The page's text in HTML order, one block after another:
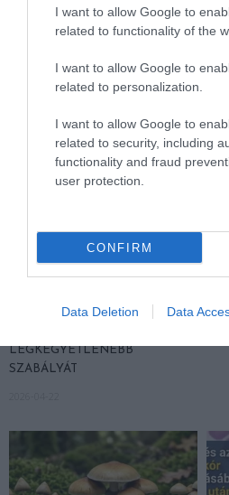
I want to allow Google to
related to functionality of the
I want to allow Google to
related to personalization.
I want to allow Google to
related to security, including
functionality and fraud
user protection.
CONFIRM
Data Deletion Data
2026-05-08
VÉGE LEHET A
TRANSZPLANTÁCIÓS
DISZNÓSZERVEK ÁTÍRHATJÁK
LEGKEGYETLENEBB
SZABÁLYÁT
ÉS